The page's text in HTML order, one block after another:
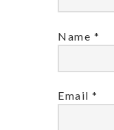
Name *
Email *